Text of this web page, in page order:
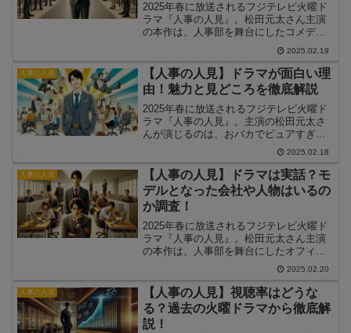
2025年春に放送されるフジテレビ火曜ド
ラマ『人事の人見』。松田元太さん主演
の本作は、人事部を舞台にしたコメディ×
ヒューマンドラマとして注目を集めてい
ます。しかし、放送開始後には「面白
い！」という声がある一方で、「つまら
ない」「微妙」といった評価も。この記
事では、『人事の人見』に対する視聴者
の評価をまとめ、どのような意見が多い
のか分析していきます。
2025.02.19
人事の人見
【人事の人見】ドラマが面白い理
由！魅力と見どころを徹底解説
2025年春に放送されるフジテレビ火曜ド
ラマ『人事の人見』。主演の松田元太さ
んが演じるのは、おバカでピュアすぎる
人事担当・人見廉。この記事では、『人
事の人見』がなぜ面白いのか、見どころ
と魅力を徹底解説します。
2025.02.18
人事の人見
【人事の人見】ドラマは実話？モ
デルとなった会社や人物はいるの
か調査！
2025年春に放送されるフジテレビ火曜ド
ラマ『人事の人見』。松田元太さん主演
の本作は、人事部を舞台にしたオフィス
コメディですが、「このドラマって実
話？」「元ネタがあるの？」と気になる
人も多いのではないでしょうか。本記事
では、『人事の人見』が実話なのか、ま
たモデルとなった会社や人物がいるのか
を詳しく調査しました！
2025.02.20
人事の人見
【人事の人見】視聴率はどうな
る？過去の火曜ドラマから徹底解
説！